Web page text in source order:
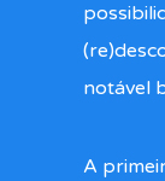
notável
A